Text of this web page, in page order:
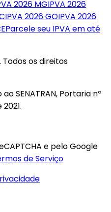
2026 MGIPVA 2026
IPVA 2026GOIPVA 2026
Parcele seu IPVA em até
os direitos
SENATRAN, Portaria nº
e pelo Google
de Serviço